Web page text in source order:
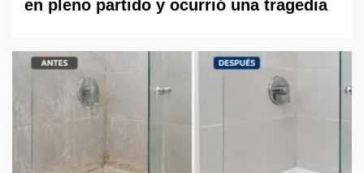
en pleno partido y ocurrió una tragedia